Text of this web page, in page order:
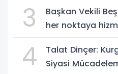
3
Başkan Vekili
her noktaya
4
Talat Dinçer:
Siyasi